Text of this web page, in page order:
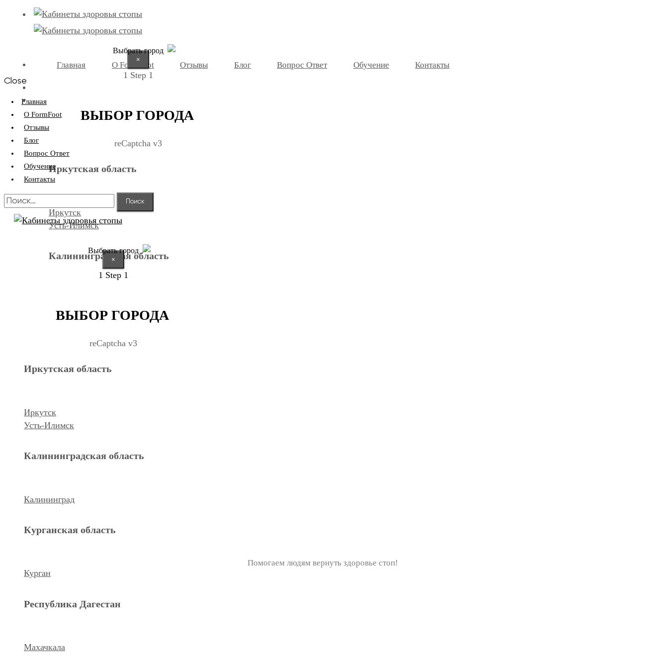
Выбрать город
×
1 Step 1
ВЫБОР ГОРОДА
reCaptcha v3
Иркутская область
Иркутск
Усть-Илимск
Калининградская область
Курган
Помогаем людям вернуть здоровье стоп!
Главная О FormFoot Отзывы Блог Вопрос Ответ Обучение Контакты
Close
Главная
О FormFoot
Отзывы
Блог
Вопрос Ответ
Обучение
Контакты
Найти:
Выбрать город
×
1 Step 1
ВЫБОР ГОРОДА
reCaptcha v3
Иркутская область
Иркутск
Усть-Илимск
Калининградская область
Калининград
Курганская область
Курган
Республика Дагестан
Махачкала